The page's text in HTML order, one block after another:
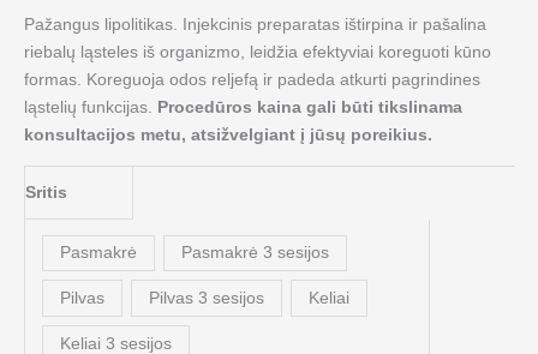
Pažangus lipolitikas. Injekcinis preparatas ištirpina ir pašalina
riebalų ląsteles iš organizmo, leidžia efektyviai koreguoti kūno
formas. Koreguoja odos reljefą ir padeda atkurti pagrindines
ląstelių funkcijas. Procedūros kaina gali būti tikslinama
konsultacijos metu, atsižvelgiant į jūsų poreikius.
Sritis
Pasmakrė Pasmakrė 3 sesijos
Pilvas Pilvas 3 sesijos Keliai
Keliai 3 sesijos